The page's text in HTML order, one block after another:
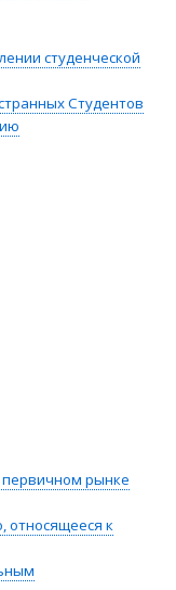
студенческой
Студентов
рынке
относящееся к